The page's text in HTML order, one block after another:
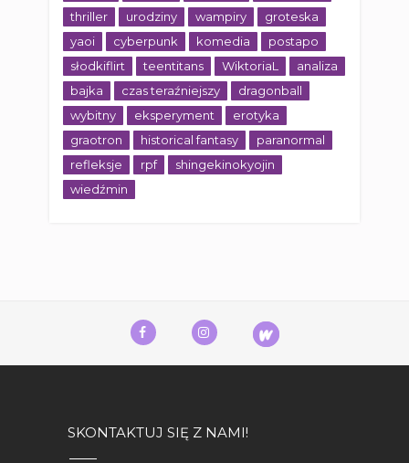
thriller
urodziny wampiry
groteska
yaoi
cyberpunk komedia
postapo
słodkiflirt
teentitans WiktoriaL
analiza
bajka
czas teraźniejszy
dragonball
wybitny
eksperyment
erotyka
graotron
historical fantasy
paranormal
refleksje
rpf
shingekinokyojin
wiedźmin
SKONTAKTUJ SIĘ Z NAMI!